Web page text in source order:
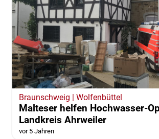
Braunschweig | Wolfenbüttel
Malteser helfen Hochwasser-
Landkreis Ahrweiler
vor 5 Jahren